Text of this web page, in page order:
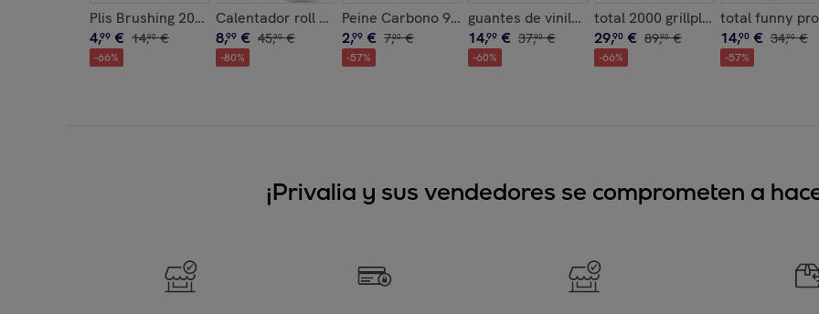
Plis Brushing 200 Ml.
4,99 € 14,90 €
-66%
Calentador roll on profesional 70º
8,99 € 45,90 €
-80%
Peine Carbono 940
2,99 € 7,00 €
-57%
guantes de vinilo sin polvo ecologicos caja de 100
14,99 € 37,90 €
-60%
total 2000 grillplate
29,90 € 89,90 €
-66%
total funny
14,90 € 34,90 €
-57%
¡Privalia y sus vendedores se comprometen a